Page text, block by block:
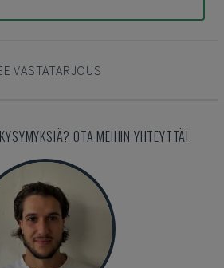
VASTATARJOUS
OTA MEIHIN YHTEYTTÄ!